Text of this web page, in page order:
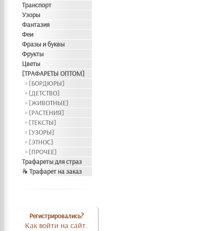
Транспорт
Узоры
Фантазия
Феи
Фразы и буквы
Фрукты
Цветы
[ТРАФАРЕТЫ ОПТОМ]
[БОРДЮРЫ]
[ДЕТСТВО]
[ЖИВОТНЫЕ]
[РАСТЕНИЯ]
[ТЕКСТЫ]
[УЗОРЫ]
[ЭТНОС]
[ПРОЧЕЕ]
Трафареты для страз
❧ Трафарет на заказ
Регистрировались?
Как войти на сайт.